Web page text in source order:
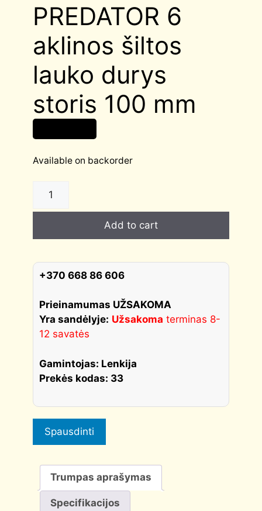
PREDATOR 6
aklinos šiltos
lauko durys
storis 100 mm
Available on backorder
durys
storis
mm
quantity
Add to cart
+370 668 86 606
Prieinamumas UŽSAKOMA
Yra sandėlyje: Užsakoma terminas 8-
12 savatės
Gamintojas: Lenkija
Prekės kodas: 33
Spausdinti
Trumpas aprašymas
Specifikacijos